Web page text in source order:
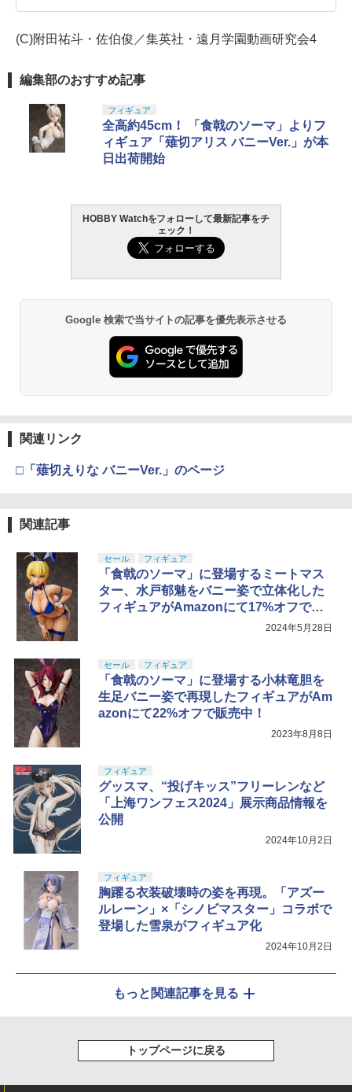
(C)附田祐斗・佐伯俊／集英社・遠月学園動画研究会4
編集部のおすすめ記事
フィギュア
全高約45cm！ 「食戟のソーマ」よりフ
ィギュア「薙切アリス バニーVer.」が本
日出荷開始
HOBBY Watchをフォローして最新記事をチ
ェック！
Google 検索で当サイトの記事を優先表示させる
関連リンク
□「薙切えりな バニーVer.」のページ
関連記事
セール フィギュア
「食戟のソーマ」に登場するミートマス
ター、水戸郁魅をバニー姿で立体化した
フィギュアがAmazonにて17%オフで販
2024年5月28日
セール フィギュア
「食戟のソーマ」に登場する小林竜胆を
生足バニー姿で再現したフィギュアがAm
azonにて22%オフで販売中！
2023年8月8日
フィギュア
グッスマ、“投げキッス”フリーレンなど
「上海ワンフェス2024」展示商品情報を
公開
2024年10月2日
フィギュア
胸躍る衣装破壊時の姿を再現。「アズー
ルレーン」×「シノビマスター」コラボで
登場した雪泉がフィギュア化
2024年10月2日
もっと関連記事を見る
トップページに戻る